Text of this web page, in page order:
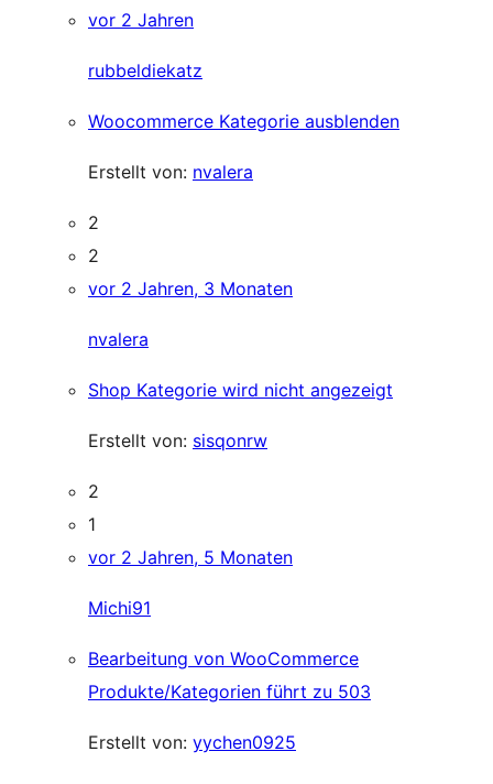
vor 2 Jahren
rubbeldiekatz
Woocommerce Kategorie ausblenden
Erstellt von: nvalera
2
2
vor 2 Jahren, 3 Monaten
nvalera
Shop Kategorie wird nicht angezeigt
Erstellt von: sisqonrw
2
1
vor 2 Jahren, 5 Monaten
Michi91
Bearbeitung von WooCommerce
Produkte/Kategorien führt zu 503
Erstellt von: yychen0925